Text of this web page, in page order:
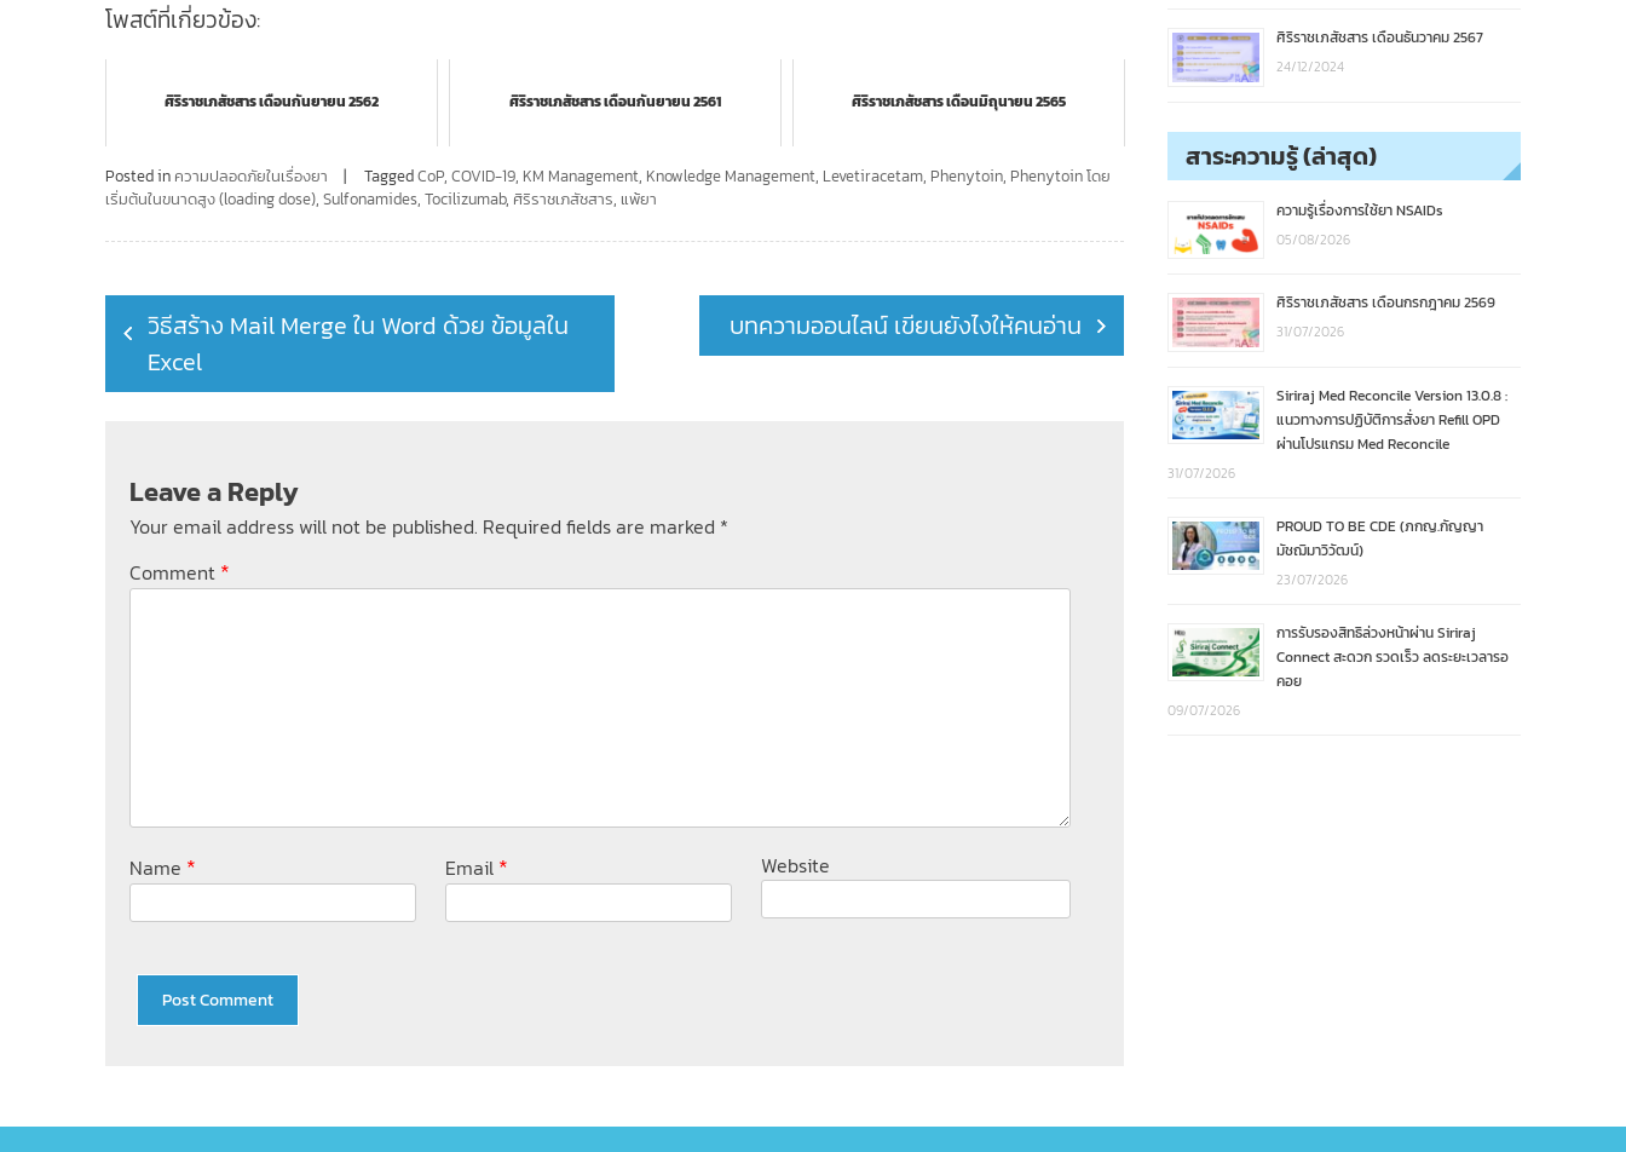
โพสต์ที่เกี่ยวข้อง:
ศิริราชเภสัชสาร เดือนกันยายน 2562 ศิริราชเภสัชสาร เดือนกันยายน 2561 ศิริราชเภสัชสาร เดือนมิถุนายน 2565
Posted in ความปลอดภัยในเรื่องยา TaggedCoP, COVID-19, KM Management, Knowledge Management, Levetiracetam, Phenytoin, Phenytoin โดย
เริ่มต้นในขนาดสูง (loading dose), Sulfonamides, Tocilizumab, ศิริราชเภสัชสาร, แพ้ยา
Post
navigation
วิธีสร้าง Mail Merge ใน Word ด้วย ข้อมูลใน
Excel
บทความออนไลน์ เขียนยังไงให้คนอ่าน
Leave a Reply
Your email address will not be published. Required fields are marked *
Comment *
Name * Email * Website
ศิริราชเภสัชสาร เดือนธันวาคม 2567
24/12/2024
สาระความรู้ (ล่าสุด)
ความรู้เรื่องการใช้ยา NSAIDs
05/08/2026
ศิริราชเภสัชสาร เดือนกรกฎาคม 2569
31/07/2026
Siriraj Med Reconcile Version 13.0.8 :
แนวทางการปฏิบัติการสั่งยา Refill OPD
ผ่านโปรแกรม Med Reconcile
31/07/2026
PROUD TO BE CDE (ภกญ.กัญญา
มัชฌิมาวิวัฒน์)
23/07/2026
การรับรองสิทธิล่วงหน้าผ่าน Siriraj
Connect สะดวก รวดเร็ว ลดระยะเวลารอ
คอย
09/07/2026